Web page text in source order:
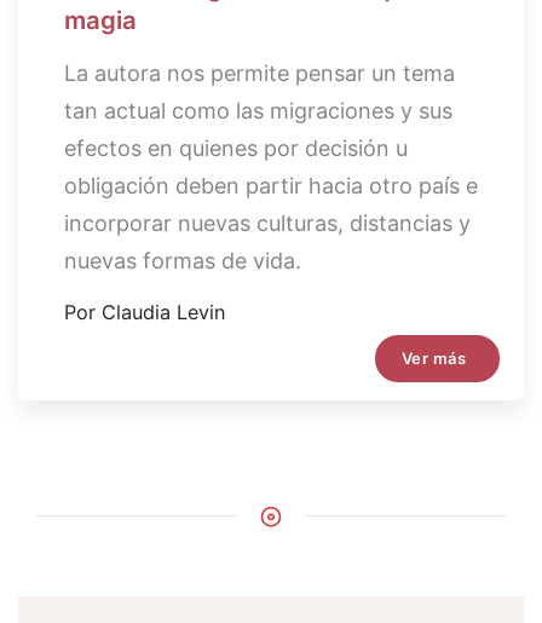
magia
La autora nos permite pensar un tema
tan actual como las migraciones y sus
efectos en quienes por decisión u
obligación deben partir hacia otro país e
incorporar nuevas culturas, distancias y
nuevas formas de vida.
Por Claudia Levin
Ver más